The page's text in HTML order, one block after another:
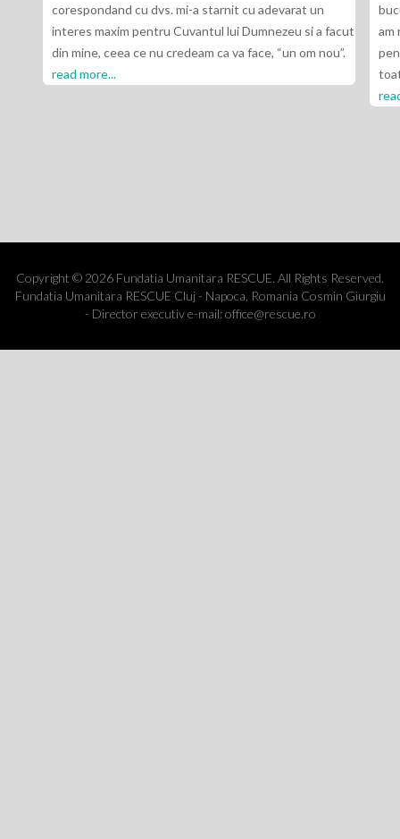
cu dvs. mi-a starnit cu adevarat un
maxim pentru Cuvantul lui Dumnezeu si a facut
mine, ceea ce nu credeam ca va face, “un om nou”.
more...
bucur ca am
am rezolvat
pentru toate
toata
read more...
Copyright © 2026 Fundatia Umanitara RESCUE. All Rights Reserved.
Fundatia Umanitara RESCUE Cluj - Napoca, Romania Cosmin Giurgiu
- Director executiv e-mail: office@rescue.ro